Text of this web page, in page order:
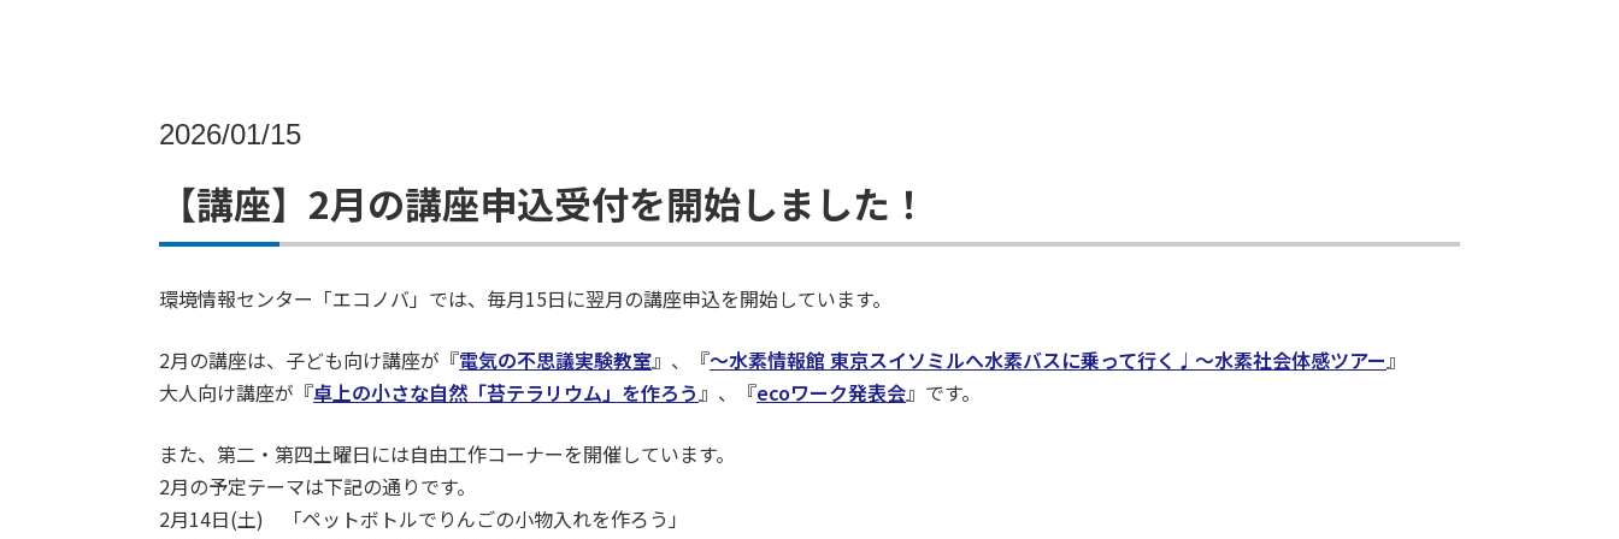
2026/01/15
【講座】2月の講座申込受付を開始しました！
環境情報センター「エコノバ」では、毎月15日に翌月の講座申込を開始しています。
2月の講座は、子ども向け講座が『電気の不思議実験教室』、『～水素情報館 東京スイソミルへ水素バスに乗って行く♩～水素社会体感ツアー』
大人向け講座が『卓上の小さな自然「苔テラリウム」を作ろう』、『ecoワーク発表会』です。
また、第二・第四土曜日には自由工作コーナーを開催しています。
2月の予定テーマは下記の通りです。
2月14日(土) 「ペットボトルでりんごの小物入れを作ろう」